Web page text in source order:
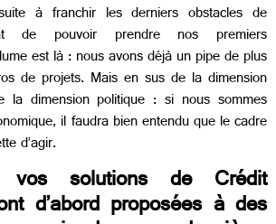
à franchir les derniers obstacles de
de pouvoir prendre nos premiers
est là : nous avons déjà un pipe de plus
de projets. Mais en sus de la dimension
la dimension politique : si nous sommes
il faudra bien entendu que le cadre
d’agir.
solutions de Crédit
d’abord proposées à des